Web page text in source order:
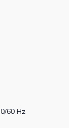
60 Hz